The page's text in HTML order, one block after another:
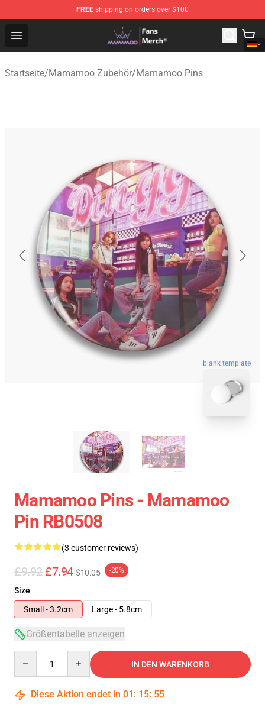
FREE shipping on orders over $100
Open menu
Mamamoo Store - Official Mamamoo Merchandise Shop
Startseite/Mamamoo Zubehör/Mamamoo Pins
blank template
Mamamoo Pins - Mamamoo
Pin RB0508
(3 customer reviews)
£9.92 £7.94 $10.05 -20%
Size
Small - 3.2cm
Large - 5.8cm
Größentabelle anzeigen
IN DEN WARENKORB
Diese Aktion endet in 01 : 15: 54